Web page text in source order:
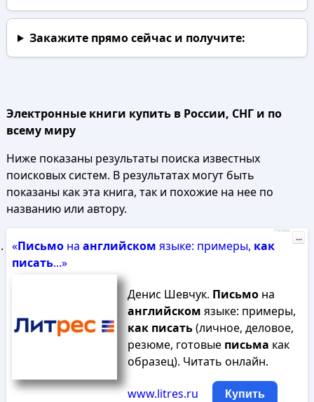
Закажите прямо сейчаси получите:
Электронные книги купить в России, СНГ и по
всему миру
Ниже показаны результаты поиска известных
поисковых систем. В результатах могут быть
показаны как эта книга, так и похожие на нее по
названию или автору.
«Письмона английском языке: примеры, как
писать...»
Денис Шевчук. Письмона
английском языке: примеры,
как писать(личное, деловое,
резюме, готовые письма как
образец). Читать онлайн.
www.litres.ru Купить
Реклама
...